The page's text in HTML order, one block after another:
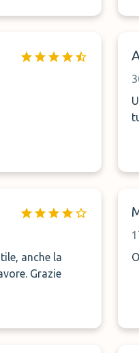
anche la
Grazie